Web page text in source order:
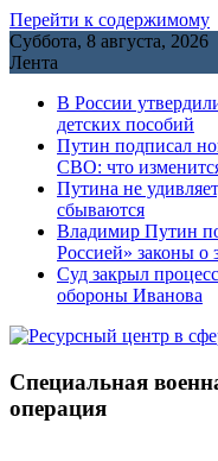
Перейти к содержимому
Суббота, 8 августа, 2026
Лента
В России
детских пособий
Путин подписал
СВО: что
Путина не
сбываются
Владимир Путин
Россией» законы о
Cуд закрыл
обороны Иванова
Специальная
операция